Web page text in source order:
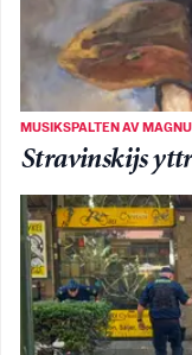
MUSIKSPALTEN AV
Stravinskijs